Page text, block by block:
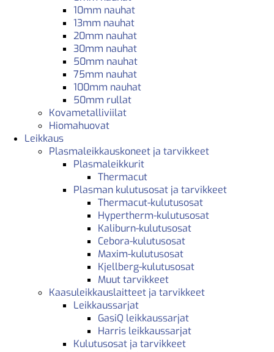
10mm nauhat
13mm nauhat
20mm nauhat
30mm nauhat
50mm nauhat
75mm nauhat
100mm nauhat
50mm rullat
Kovametalliviilat
Hiomahuovat
Leikkaus
Plasmaleikkauskoneet ja tarvikkeet
Plasmaleikkurit
Thermacut
Plasman kulutusosat ja tarvikkeet
Thermacut-kulutusosat
Hypertherm-kulutusosat
Kaliburn-kulutusosat
Cebora-kulutusosat
Maxim-kulutusosat
Kjellberg-kulutusosat
Muut tarvikkeet
Kaasuleikkauslaitteet ja tarvikkeet
Leikkaussarjat
GasiQ leikkaussarjat
Harris leikkaussarjat
Kulutusosat ja tarvikkeet